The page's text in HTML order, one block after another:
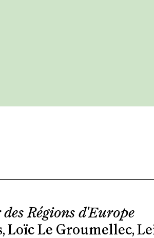
Régions d'Europe
Loïc Le Groumellec,